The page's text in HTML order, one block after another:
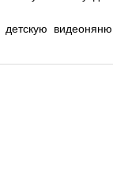
видеоняню